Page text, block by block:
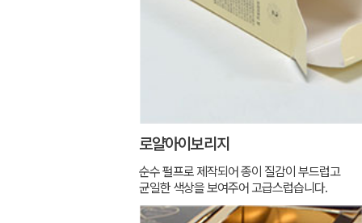
로얄아이보리지
순수 펄프로 제작되어 종이 질감이 부드럽고
균일한 색상을 보여주어 고급스럽습니다.